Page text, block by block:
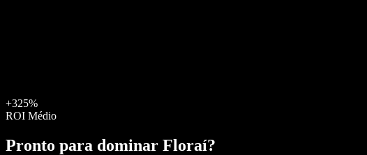
+325%
ROI Médio
Pronto para dominar Floraí?